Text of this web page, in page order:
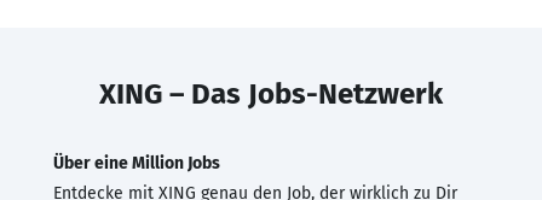
XING – Das Jobs-Netzwerk
Über eine Million Jobs
Entdecke mit XING genau den Job, der wirklich zu Dir